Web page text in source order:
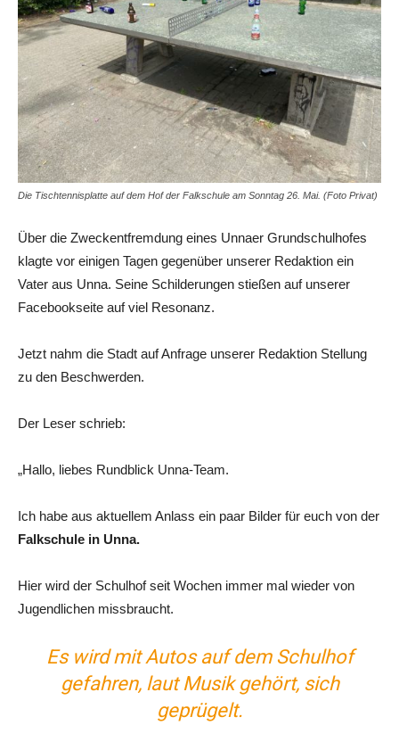
Die Tischtennisplatte auf dem Hof der Falkschule am Sonntag 26. Mai. (Foto Privat)
Über die Zweckentfremdung eines Unnaer Grundschulhofes
klagte vor einigen Tagen gegenüber unserer Redaktion ein
Vater aus Unna. Seine Schilderungen stießen auf unserer
Facebookseite auf viel Resonanz.
Jetzt nahm die Stadt auf Anfrage unserer Redaktion Stellung
zu den Beschwerden.
Der Leser schrieb:
„Hallo, liebes Rundblick Unna-Team.
Ich habe aus aktuellem Anlass ein paar Bilder für euch von der
Falkschule in Unna.
Hier wird der Schulhof seit Wochen immer mal wieder von
Jugendlichen missbraucht.
Es wird mit Autos auf dem Schulhof
gefahren, laut Musik gehört, sich
geprügelt.